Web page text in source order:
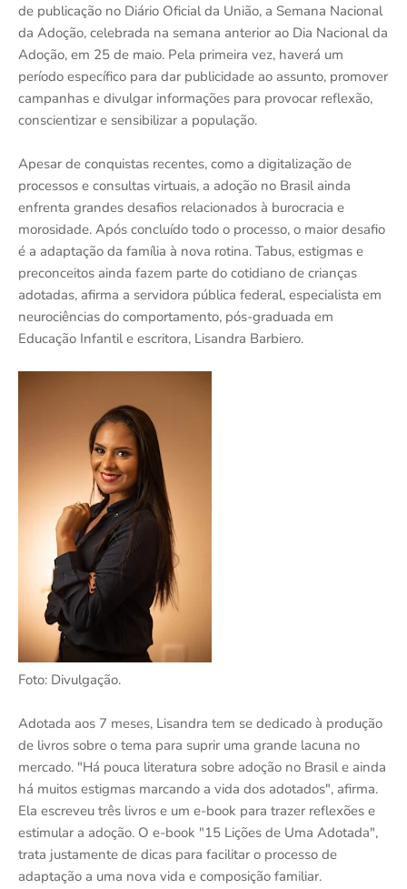
de publicação no Diário Oficial da União, a Semana Nacional
da Adoção, celebrada na semana anterior ao Dia Nacional da
Adoção, em 25 de maio. Pela primeira vez, haverá um
período específico para dar publicidade ao assunto, promover
campanhas e divulgar informações para provocar reflexão,
conscientizar e sensibilizar a população.
Apesar de conquistas recentes, como a digitalização de
processos e consultas virtuais, a adoção no Brasil ainda
enfrenta grandes desafios relacionados à burocracia e
morosidade. Após concluído todo o processo, o maior desafio
é a adaptação da família à nova rotina. Tabus, estigmas e
preconceitos ainda fazem parte do cotidiano de crianças
adotadas, afirma a servidora pública federal, especialista em
neurociências do comportamento, pós-graduada em
Educação Infantil e escritora, Lisandra Barbiero.
Foto: Divulgação.
Adotada aos 7 meses, Lisandra tem se dedicado à produção
de livros sobre o tema para suprir uma grande lacuna no
mercado. "Há pouca literatura sobre adoção no Brasil e ainda
há muitos estigmas marcando a vida dos adotados", afirma.
Ela escreveu três livros e um e-book para trazer reflexões e
estimular a adoção. O e-book "15 Lições de Uma Adotada",
trata justamente de dicas para facilitar o processo de
adaptação a uma nova vida e composição familiar.